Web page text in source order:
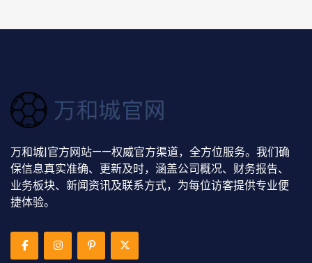
万和城|官方网站——权威官方渠道，全方位服务。我们确
保信息真实准确、更新及时，涵盖公司概况、财务报告、
业务板块、新闻资讯及联系方式，为每位访客提供专业便
捷体验。